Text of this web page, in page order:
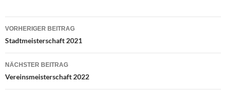
Beitragsnavigation
VORHERIGER BEITRAG
Stadtmeisterschaft 2021
NÄCHSTER BEITRAG
Vereinsmeisterschaft 2022